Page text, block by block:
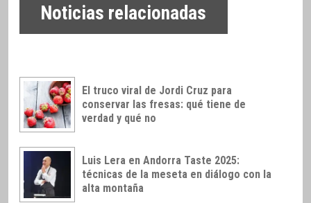
Noticias relacionadas
El truco viral de Jordi Cruz para
conservar las fresas: qué tiene de
verdad y qué no
Luis Lera en Andorra Taste 2025:
técnicas de la meseta en diálogo con la
alta montaña